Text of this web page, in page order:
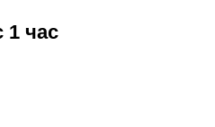
1 час